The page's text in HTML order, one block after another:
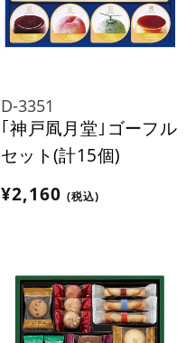
D-3351
｢神戸凮月堂｣ゴーフル
セット(計15個)
¥2,160 (税込)